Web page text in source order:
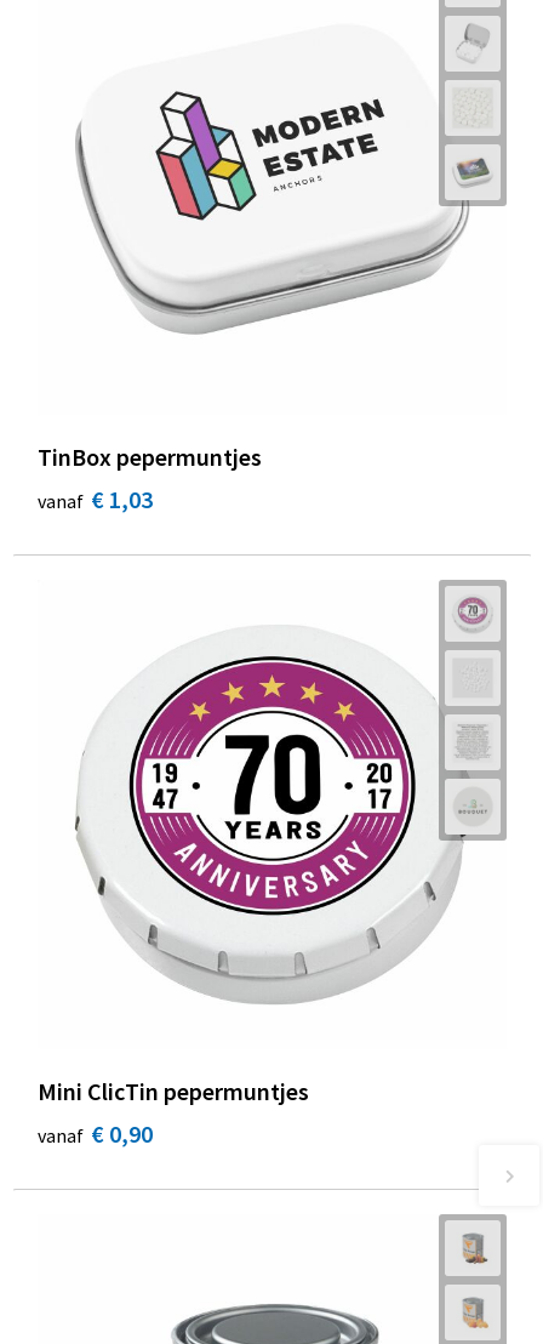
TinBox pepermuntjes
vanaf € 1,03
Mini ClicTin pepermuntjes
vanaf € 0,90